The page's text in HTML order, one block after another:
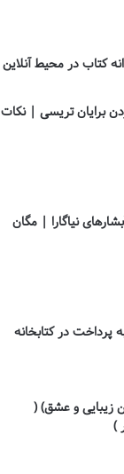
کتاب در محیط آنلاین
برایان تریسی | نکات
نیاگارا | مگان
پرداخت در کتابخانه
زیبایی و عشق) (
)